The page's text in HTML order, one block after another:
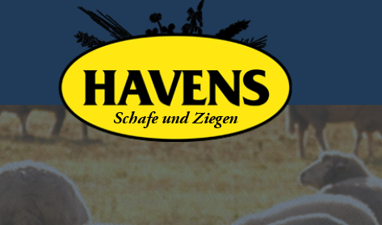
Schafe und Ziegen